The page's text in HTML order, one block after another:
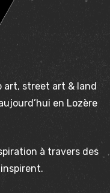
art, street art & land
en Lozère
à travers des